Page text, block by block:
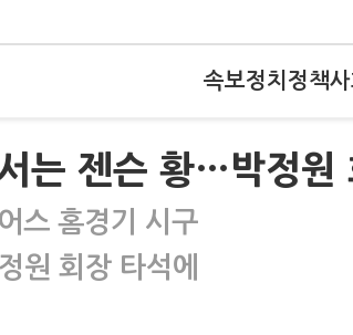
속보정치 정책사
는 젠슨 황…박정원
스 홈경기 시구
원 회장 타석에